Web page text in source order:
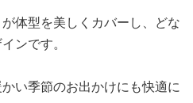
体型を美しくカバーし、どな
ンです。
い季節のお出かけにも快適に